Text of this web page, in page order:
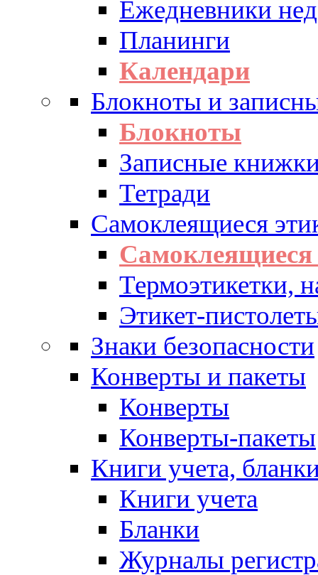
Ежедневники
Планинги
Календари
Блокноты и
Блокноты
Записные
Тетради
Самоклеящиеся
Самоклеящиеся
Термоэтикетки,
Этикет-
Знаки безопасности
Конверты и пакеты
Конверты
Конверты-пакеты
Книги учета,
Книги учета
Бланки
Журналы